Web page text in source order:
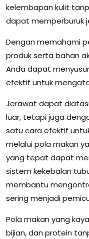
kelembapan kulit
dapat memperburuk
Dengan memahami
produk serta bahan
Anda dapat
efektif untuk
Jerawat dapat
luar, tetapi juga
satu cara efektif
melalui pola makan
yang tepat dapat
sistem kekebalan
membantu
sering menjadi
Pola makan yang
bijian, dan protein